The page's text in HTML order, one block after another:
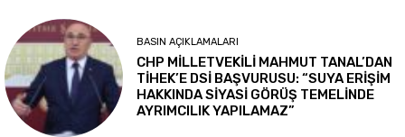
BASIN AÇIKLAMALARI
CHP MİLLETVEKİLİ MAHMUT TANAL’DAN
TİHEK’E DSİ BAŞVURUSU: “SUYA ERİŞİM
HAKKINDA SİYASİ GÖRÜŞ TEMELİNDE
AYRIMCILIK YAPILAMAZ”